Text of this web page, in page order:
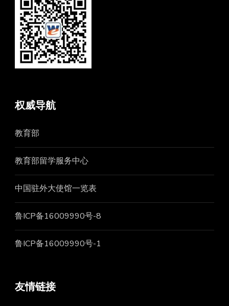
权威导航
教育部
教育部留学服务中心
中国驻外大使馆一览表
鲁ICP备16009990号-8
鲁ICP备16009990号-1
友情链接